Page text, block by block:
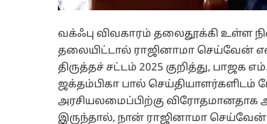
வக்ஃபு விவகாரம் தலைதூக்கி உள்ள
தலையிட்டால் ராஜினாமா செய்வேன்
திருத்தச் சட்டம் 2025 குறித்து, பாஜக
ஜக்தம்பிகா பால்
அரசியலமைப்பிற்கு விரோதமானதாக
இருந்தால், நான் ராஜினாமா செய்வேன்